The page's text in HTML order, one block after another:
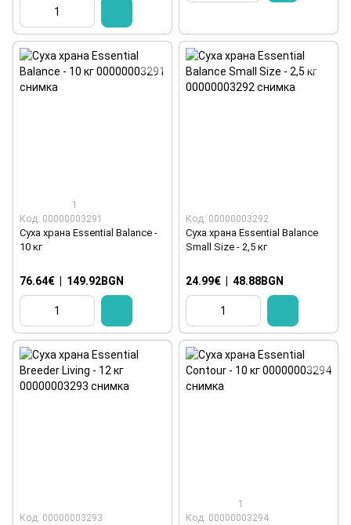
1
Код: 00000003291
Суха храна Essential Balance -
10 кг
76.64€ 149.92BGN
Код: 00000003292
Суха храна Essential Balance
Small Size - 2,5 кг
24.99€ 48.88BGN
Код: 00000003293
1
Код: 00000003294